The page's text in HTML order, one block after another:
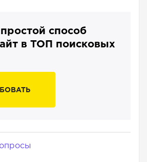
способ
в ТОП поисковых